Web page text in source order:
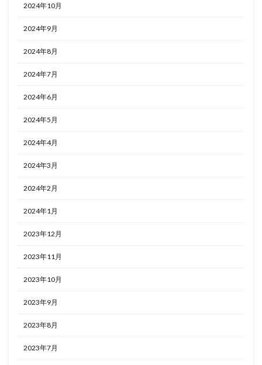
2024年10月
2024年9月
2024年8月
2024年7月
2024年6月
2024年5月
2024年4月
2024年3月
2024年2月
2024年1月
2023年12月
2023年11月
2023年10月
2023年9月
2023年8月
2023年7月